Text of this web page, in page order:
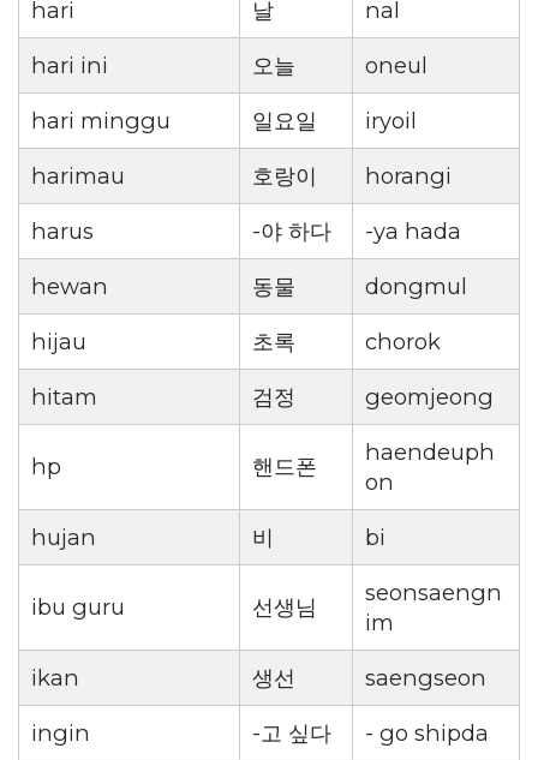
hari
날
nal
hari ini
오늘
oneul
hari minggu
일요일
iryoil
harimau
호랑이
horangi
harus
-야 하다
-ya hada
hewan
동물
dongmul
hijau
초록
chorok
hitam
검정 geomjeong
hp 핸드폰
haendeuph
on
hujan
비 bi
ibu guru 선생님
seonsaengn
im
ikan
생선
saengseon
ingin
-고 싶다
- go shipda